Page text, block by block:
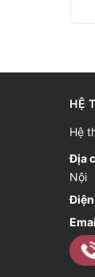
HỆ
Hệ
Địa
Nội